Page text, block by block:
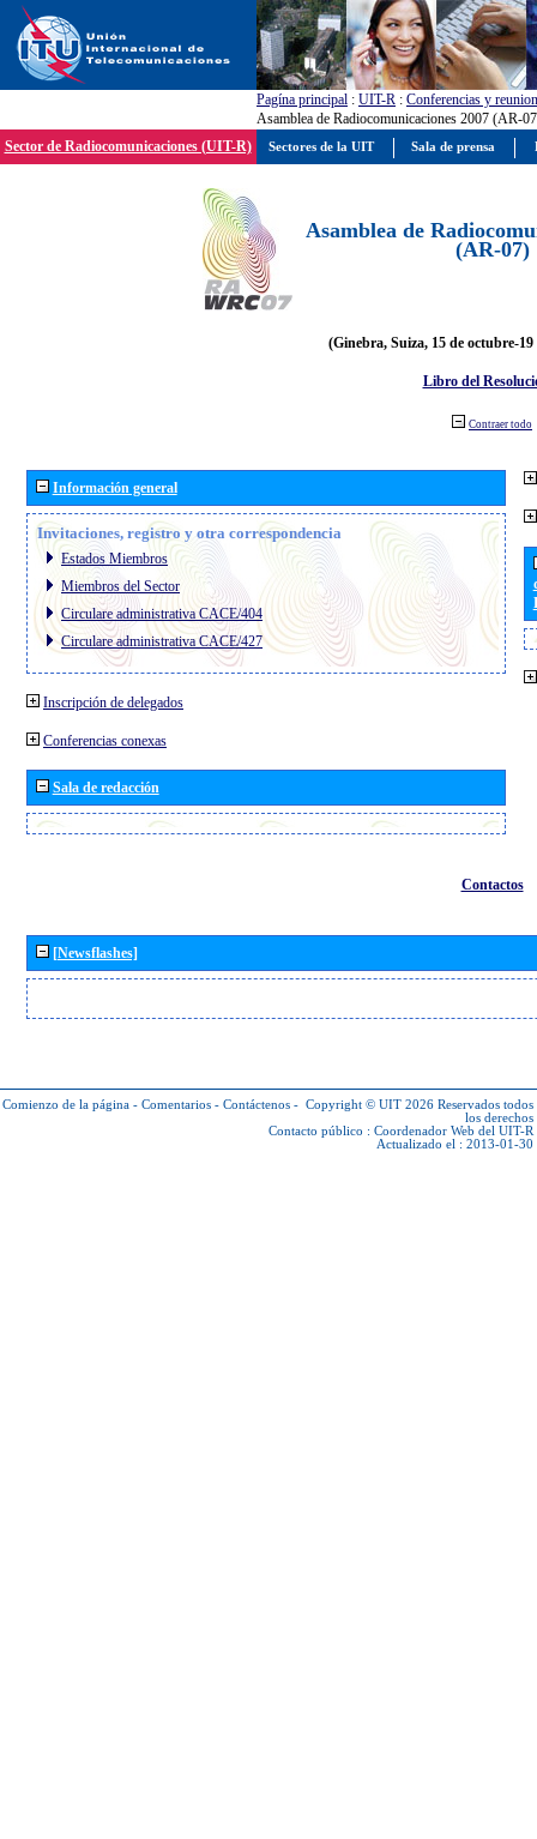
Pagína principal : UIT-R : Conferencias y
Asamblea de Radiocomunicaciones 2007 (AR-
Sector de Radiocomunicaciones (UIT-R)
Asamblea de
(AR-07)
(Ginebra, Suiza, 15 de octubre-19
Libro del
Contraer todo
Información general
Invitaciones, registro y otra correspondencia
Estados Miembros
Miembros del Sector
Circulare administrativa CACE/404
Circulare administrativa CACE/427
Inscripción de delegados
Conferencias conexas
Sala de redacción
Contactos
[Newsflashes]
Comienzo de la página - Comentarios - Contáctenos - Copyright © UIT 2026 Reservados todos
los derechos
Contacto público : Coordenador Web del UIT-R
Actualizado el : 2013-01-30
Sectores de la UIT Sala de prensa